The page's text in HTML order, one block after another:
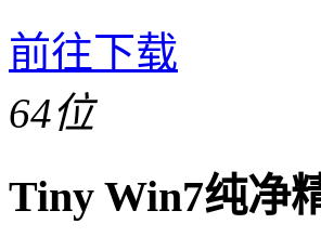
前往下载
64位
Tiny Win7纯净